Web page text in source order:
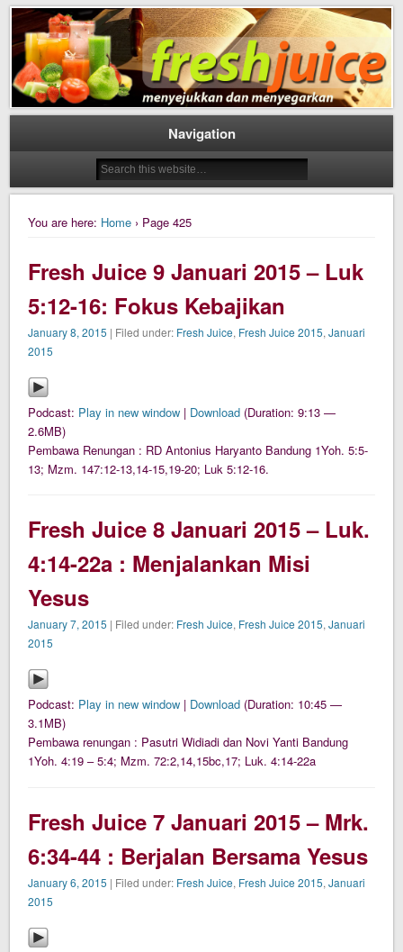
Daily Fresh Juice
Daily Fresh Juice Renungan Harian Katolik Menyejukkan dan Menyegarkan
Navigation
You are here: Home › Page 425
Fresh Juice 9 Januari 2015 – Luk
5:12-16: Fokus Kebajikan
January 8, 2015 | Filed under: Fresh Juice, Fresh Juice 2015,Januari
2015
Podcast: Play in new window | Download (Duration: 9:13 —
2.6MB)
Pembawa Renungan : RD Antonius Haryanto Bandung 1Yoh. 5:5-
13; Mzm. 147:12-13,14-15,19-20; Luk 5:12-16.
Fresh Juice 8 Januari 2015 – Luk.
4:14-22a : Menjalankan Misi
Yesus
January 7, 2015 | Filed under: Fresh Juice, Fresh Juice 2015,Januari
2015
Podcast: Play in new window | Download (Duration: 10:45 —
3.1MB)
Pembawa renungan : Pasutri Widiadi dan Novi Yanti Bandung
1Yoh. 4:19 – 5:4; Mzm. 72:2,14,15bc,17; Luk. 4:14-22a
Fresh Juice 7 Januari 2015 – Mrk.
6:34-44 : Berjalan Bersama Yesus
January 6, 2015 | Filed under: Fresh Juice, Fresh Juice 2015,Januari
2015